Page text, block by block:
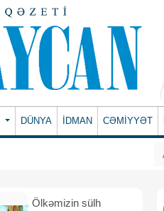
DÜNYA İDMAN CƏMİYYƏT
Ölkəmizin sülh